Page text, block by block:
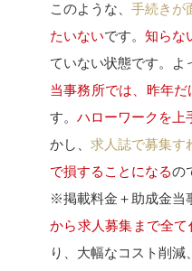
このような、 手続きが
たいないです。 知らな
ていない状態です。よ
当事務所では、昨年
す。 ハローワークを上
かし、求人誌で募集す
で損することになるの
※掲載料金＋助成金当
から求人募集まで全
り、大幅なコスト削